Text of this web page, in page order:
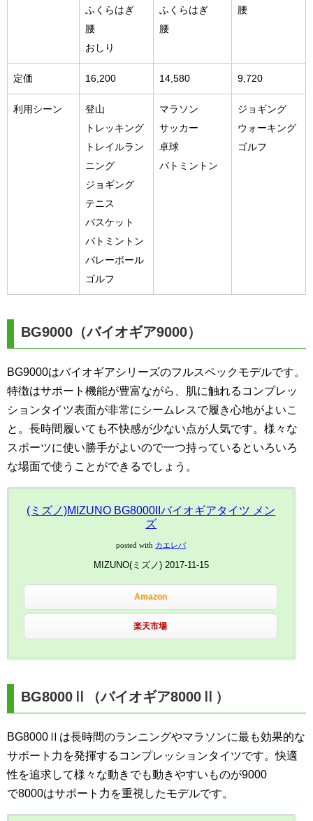
ふくらはぎ
腰
おしり
ふくらはぎ
腰
腰
定価 16,200 14,580 9,720
利用シーン
登山
トレッキング
トレイルラン
ニング
ジョギング
テニス
バスケット
バトミントン
バレーボール
ゴルフ
マラソン
サッカー
卓球
バトミントン
ジョギング
ウォーキング
ゴルフ
BG9000（バイオギア9000）
BG9000はバイオギアシリーズのフルスペックモデルです。
特徴はサポート機能が豊富ながら、肌に触れるコンプレッ
ションタイツ表面が非常にシームレスで履き心地がよいこ
と。長時間履いても不快感が少ない点が人気です。様々な
スポーツに使い勝手がよいので一つ持っているといろいろ
な場面で使うことができるでしょう。
(ミズノ)MIZUNO BG8000IIバイオギアタイツ メン
ズ
posted with カエレバ
MIZUNO(ミズノ) 2017-11-15
Amazon
楽天市場
BG8000Ⅱ（バイオギア8000Ⅱ）
BG8000Ⅱは長時間のランニングやマラソンに最も効果的な
サポート力を発揮するコンプレッションタイツです。快適
性を追求して様々な動きでも動きやすいものが9000
で8000はサポート力を重視したモデルです。